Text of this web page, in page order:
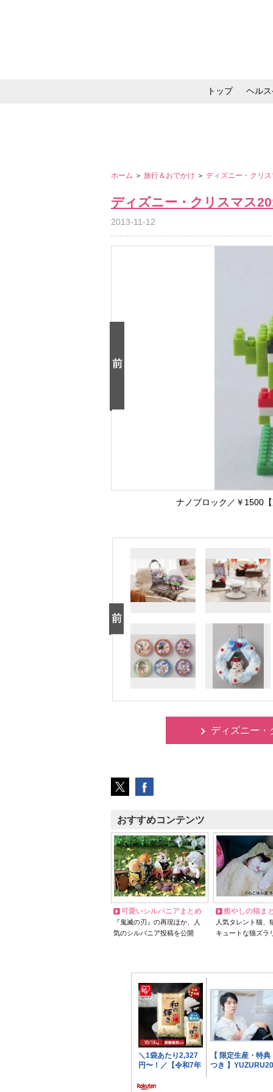
トップ ヘル
ホーム ＞ 旅行＆おでかけ ＞ ディズニー・クリ
ディズニー・クリスマス
2013-11-12
ナノブロック／￥1500
ディズニー
おすすめコンテンツ
可愛いシルバニアまとめ
『鬼滅の刃』の再現ほか、人
気のシルバニア投稿を公開
癒やしの猫ま
人気タレント猫
キュートな猫ズラ